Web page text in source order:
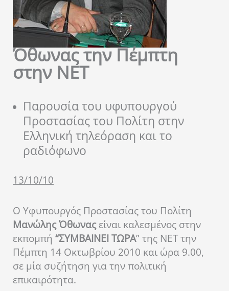
Όθωνας την Πέμπτη
στην ΝΕΤ
Παρουσία του υφυπουργού
Προστασίας του Πολίτη στην
Ελληνική τηλεόραση και το
ραδιόφωνο
13/10/10
Ο Υφυπουργός Προστασίας του Πολίτη
Μανώλης Όθωναςείναι καλεσμένος στην
εκπομπή “ΣΥΜΒΑΙΝΕΙ ΤΩΡΑ” της ΝΕΤ την
Πέμπτη 14 Οκτωβρίου 2010 και ώρα 9.00,
σε μία συζήτηση για την πολιτική
επικαιρότητα.